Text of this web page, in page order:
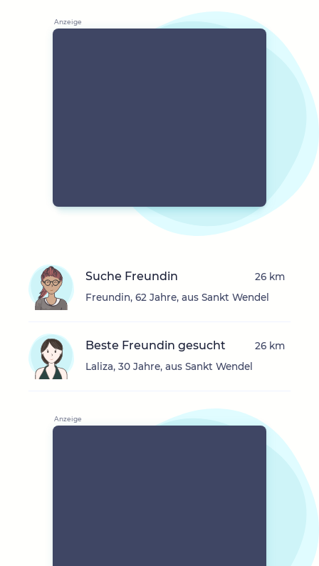
Suche Freundin
Freundin, 62 Jahre, aus Sankt Wendel
26 km
Beste Freundin gesucht
Laliza, 30 Jahre, aus Sankt Wendel
26 km